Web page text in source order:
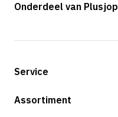
Onderdeel van Plusjop
Service
Betalingsmogelijkheden
Assortiment